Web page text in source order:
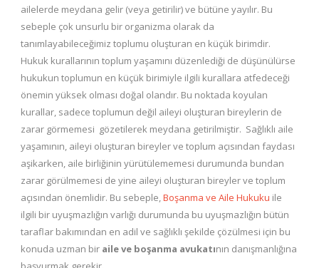
ailelerde meydana gelir (veya getirilir) ve bütüne yayılır. Bu
sebeple çok unsurlu bir organizma olarak da
tanımlayabileceğimiz toplumu oluşturan en küçük birimdir.
Hukuk kurallarının toplum yaşamını düzenlediği de düşünülürse
hukukun toplumun en küçük birimiyle ilgili kurallara atfedeceği
önemin yüksek olması doğal olandır. Bu noktada koyulan
kurallar, sadece toplumun değil aileyi oluşturan bireylerin de
zarar görmemesi gözetilerek meydana getirilmiştir. Sağlıklı aile
yaşamının, aileyi oluşturan bireyler ve toplum açısından faydası
aşikarken, aile birliğinin yürütülememesi durumunda bundan
zarar görülmemesi de yine aileyi oluşturan bireyler ve toplum
açısından önemlidir. Bu sebeple,Boşanma ve Aile Hukuku ile
ilgili bir uyuşmazlığın varlığı durumunda bu uyuşmazlığın bütün
taraflar bakımından en adil ve sağlıklı şekilde çözülmesi için bu
konuda uzman bir aile ve boşanma avukatının danışmanlığına